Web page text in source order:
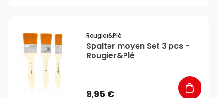
Rougier&plé
Spalter moyen Set 3 pcs -
Rougier&Plé
9,95 €